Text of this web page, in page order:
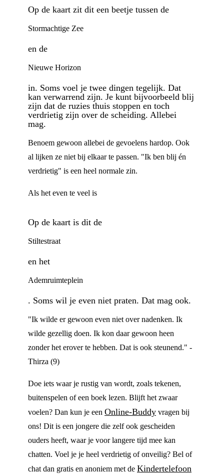
Op de kaart zit dit een beetje tussen de
Stormachtige Zee
en de
Nieuwe Horizon
in. Soms voel je twee dingen tegelijk. Dat
kan verwarrend zijn. Je kunt bijvoorbeeld blij
zijn dat de ruzies thuis stoppen en toch
verdrietig zijn over de scheiding. Allebei
mag.
Benoem gewoon allebei de gevoelens hardop. Ook
al lijken ze niet bij elkaar te passen. "Ik ben blij én
verdrietig" is een heel normale zin.
Als het even te veel is
Op de kaart is dit de
Stiltestraat
en het
Ademruimteplein
. Soms wil je even niet praten. Dat mag ook.
"Ik wilde er gewoon even niet over nadenken. Ik
wilde gezellig doen. Ik kon daar gewoon heen
zonder het erover te hebben. Dat is ook steunend." -
Thirza (9)
Doe iets waar je rustig van wordt, zoals tekenen,
buitenspelen of een boek lezen. Blijft het zwaar
voelen? Dan kun je een Online-Buddy vragen bij
ons! Dit is een jongere die zelf ook gescheiden
ouders heeft, waar je voor langere tijd mee kan
chatten. Voel je je heel verdrietig of onveilig? Bel of
chat dan gratis en anoniem met de Kindertelefoon